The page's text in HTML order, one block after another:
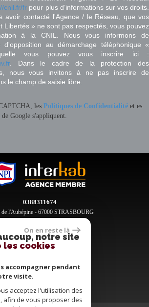
cnil.fr/fr pour plus d’informations sur vos droits.
avoir contacté l'Agence / le Réseau, que vos
Libertés » ne sont pas respectés, vous pouvez
à la CNIL. Nous vous informons de
d'opposition au démarchage téléphonique «
vous pouvez vous inscrire ici :
. Dans le cadre de la protection des
nous vous invitons à ne pas inscrire de
le champ de saisie libre.
les Politiques de Confidentialité et es
de Google s'appliquent.
0388311674
de l'Aubépine - 67000 STRASBOURG
Espace propriétaires
On en reste là
notre site
les cookies
accompagner pendant
visite.
acceptez l'utilisation des
afin de vous proposer des